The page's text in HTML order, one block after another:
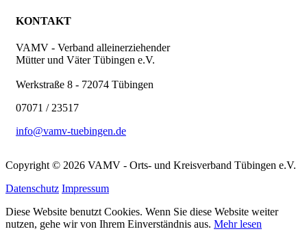
KONTAKT
VAMV - Verband alleinerziehender
Mütter und Väter Tübingen e.V.
Werkstraße 8 - 72074 Tübingen
07071 / 23517
info@vamv-tuebingen.de
Copyright © 2026 VAMV - Orts- und Kreisverband Tübingen e.V.
Datenschutz Impressum
Diese Website benutzt Cookies. Wenn Sie diese Website weiter
nutzen, gehe wir von Ihrem Einverständnis aus. Mehr lesen